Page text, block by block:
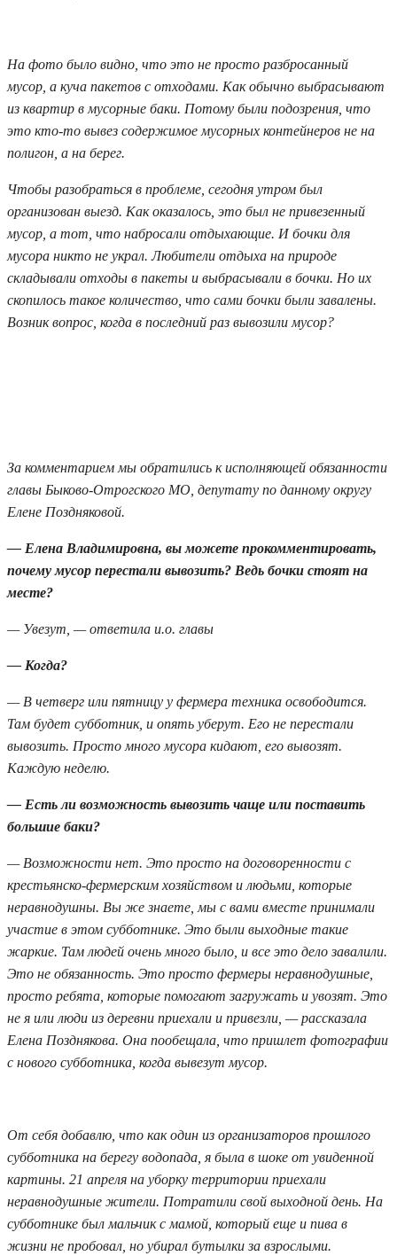
На фото было видно, что это не просто разбросанный
мусор, а куча пакетов с отходами. Как обычно выбрасывают
из квартир в мусорные баки. Потому были подозрения, что
это кто-то вывез содержимое мусорных контейнеров не на
полигон, а на берег.
Чтобы разобраться в проблеме, сегодня утром был
организован выезд. Как оказалось, это был не привезенный
мусор, а тот, что набросали отдыхающие. И бочки для
мусора никто не украл. Любители отдыха на природе
складывали отходы в пакеты и выбрасывали в бочки. Но их
скопилось такое количество, что сами бочки были завалены.
Возник вопрос, когда в последний раз вывозили мусор?
За комментарием мы обратились к исполняющей обязанности
главы Быково-Отрогского МО, депутату по данному округу
Елене Поздняковой.
— Елена Владимировна, вы можете прокомментировать,
почему мусор перестали вывозить? Ведь бочки стоят на
месте?
— Увезут, — ответила и.о. главы
— Когда?
— В четверг или пятницу у фермера техника освободится.
Там будет субботник, и опять уберут. Его не перестали
вывозить. Просто много мусора кидают, его вывозят.
Каждую неделю.
— Есть ли возможность вывозить чаще или поставить
большие баки?
— Возможности нет. Это просто на договоренности с
крестьянско-фермерским хозяйством и людьми, которые
неравнодушны. Вы же знаете, мы с вами вместе принимали
участие в этом субботнике. Это были выходные такие
жаркие. Там людей очень много было, и все это дело завалили.
Это не обязанность. Это просто фермеры неравнодушные,
просто ребята, которые помогают загружать и увозят. Это
не я или люди из деревни приехали и привезли, — рассказала
Елена Позднякова. Она пообещала, что пришлет фотографии
с нового субботника, когда вывезут мусор.
От себя добавлю, что как один из организаторов прошлого
субботника на берегу водопада, я была в шоке от увиденной
картины. 21 апреля на уборку территории приехали
неравнодушные жители. Потратили свой выходной день. На
субботнике был мальчик с мамой, который еще и пива в
жизни не пробовал, но убирал бутылки за взрослыми.